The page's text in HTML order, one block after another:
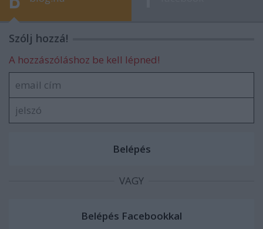
Szólj hozzá!
A hozzászóláshoz be kell lépned!
VAGY